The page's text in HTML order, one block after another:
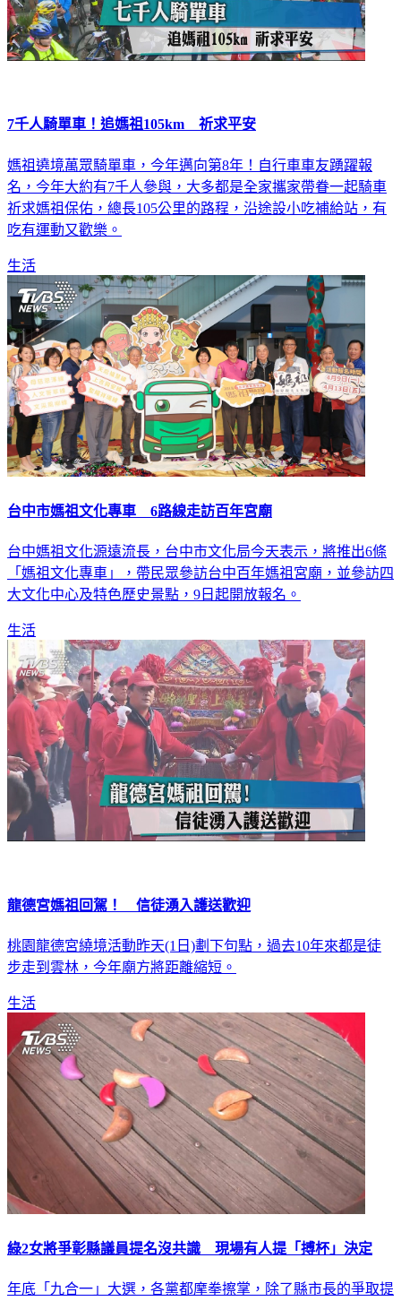
7千人騎單車！追媽祖105km 祈求平安
媽祖遶境萬眾騎單車，今年邁向第8年！自行車車友踴躍報
名，今年大約有7千人參與，大多都是全家攜家帶眷一起騎車
祈求媽祖保佑，總長105公里的路程，沿途設小吃補給站，有
吃有運動又歡樂。
生活
台中市媽祖文化專車 6路線走訪百年宮廟
台中媽祖文化源遠流長，台中市文化局今天表示，將推出6條
「媽祖文化專車」，帶民眾參訪台中百年媽祖宮廟，並參訪四
大文化中心及特色歷史景點，9日起開放報名。
生活
龍德宮媽祖回駕！ 信徒湧入護送歡迎
桃園龍德宮繞境活動昨天(1日)劃下句點，過去10年來都是徒
步走到雲林，今年廟方將距離縮短。
生活
綠2女將爭彰縣議員提名沒共識 現場有人提「搏杯」決定
年底「九合一」大選，各黨都摩拳擦掌，除了縣市長的爭取提